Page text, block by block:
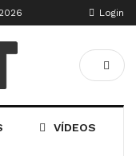
Login
VÍDEOS